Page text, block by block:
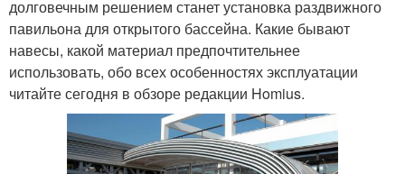
долговечным решением станет установка раздвижного
павильона для открытого бассейна. Какие бывают
навесы, какой материал предпочтительнее
использовать, обо всех особенностях эксплуатации
читайте сегодня в обзоре редакции Homius.